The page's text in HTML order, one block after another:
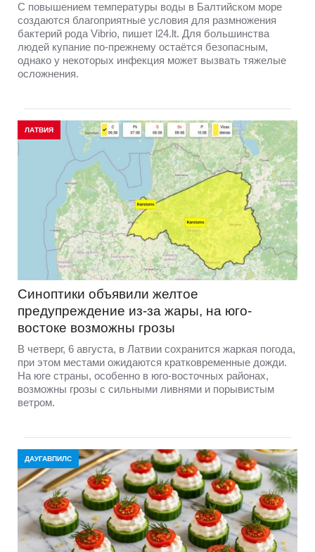
С повышением температуры воды в Балтийском море
создаются благоприятные условия для размножения
бактерий рода Vibrio, пишет l24.lt. Для большинства
людей купание по-прежнему остаётся безопасным,
однако у некоторых инфекция может вызвать тяжелые
осложнения.
ЛАТВИЯ
Синоптики объявили желтое
предупреждение из-за жары, на юго-
востоке возможны грозы
В четверг, 6 августа, в Латвии сохранится жаркая погода,
при этом местами ожидаются кратковременные дожди.
На юге страны, особенно в юго-восточных районах,
возможны грозы с сильными ливнями и порывистым
ветром.
ДАУГАВПИЛС